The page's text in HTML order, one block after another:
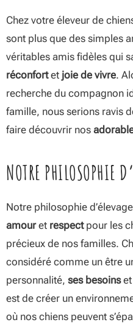
Chez votre éleveur de
sont plus que des simples
véritables amis fidèles qui
réconfortet joie de vivre.
recherche du compagnon
famille, nous serions ravis
faire découvrir nos
NOTRE PHILOSOPHIE
Notre philosophie
amouret respectpour les
précieux de nos familles.
considéré comme un être
personnalité, ses besoinset
est de créer un
où nos chiens peuvent